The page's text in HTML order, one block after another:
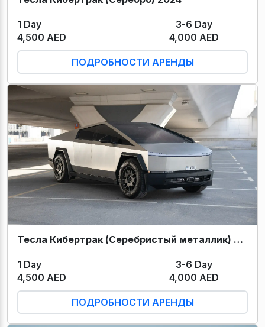
1 Day
3-6 Day
4,500 AED
4,000 AED
ПОДРОБНОСТИ АРЕНДЫ
Тесла Кибертрак (Серебристый металлик) 2024
1 Day
3-6 Day
4,500 AED
4,000 AED
ПОДРОБНОСТИ АРЕНДЫ